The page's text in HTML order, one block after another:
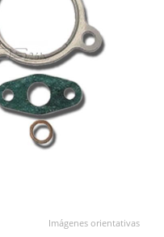
Imágenes orientativas